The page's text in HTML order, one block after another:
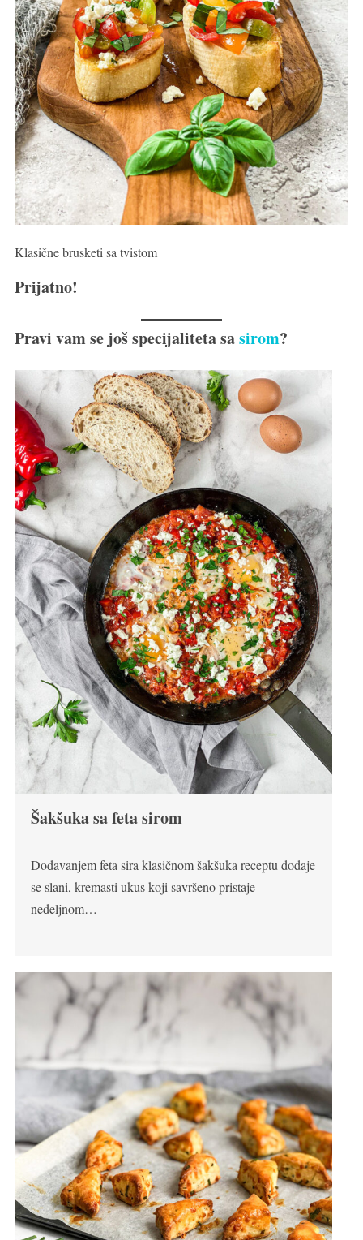
Klasične brusketi sa tvistom
Prijatno!
Pravi vam se još specijaliteta sasirom?
Šakšuka sa feta sirom
Dodavanjem feta sira klasičnom šakšuka receptu dodaje
se slani, kremasti ukus koji savršeno pristaje
nedeljnom…